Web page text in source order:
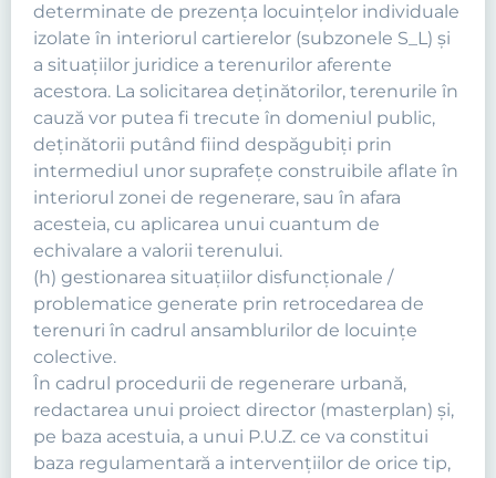
determinate de prezenţa locuinţelor individuale
izolate în interiorul cartierelor (subzonele S_L) şi
a situaţiilor juridice a terenurilor aferente
acestora. La solicitarea deţinătorilor, terenurile în
cauză vor putea fi trecute în domeniul public,
deţinătorii putând fiind despăgubiţi prin
intermediul unor suprafeţe construibile aflate în
interiorul zonei de regenerare, sau în afara
acesteia, cu aplicarea unui cuantum de
echivalare a valorii terenului.
(h) gestionarea situaţiilor disfuncţionale /
problematice generate prin retrocedarea de
terenuri în cadrul ansamblurilor de locuinţe
colective.
În cadrul procedurii de regenerare urbană,
redactarea unui proiect director (masterplan) şi,
pe baza acestuia, a unui P.U.Z. ce va constitui
baza regulamentară a intervenţiilor de orice tip,